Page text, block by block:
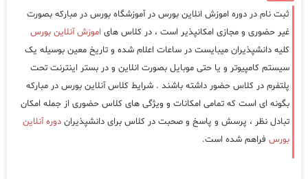
ثبت نام در دوره اموزش انلاین بورس در آموزشگاه بورس در مبارکه بصورت
غیر حضوری و مجازی امکانپذیر است ، در کلاس های اموزش آنلاین بورس
کلیه دانشپذیران میبایست در ساعات اعلام شده و تاریخ معین بوسیله یک
سیستم کامپیوتر و یا حتی موبایل بصورت انلاین و در بستر اینترنت تحت
پلتفرم در کلاس حضور داشته باشند . شرایط کلاس آنلاین بورس در مبارکه
بگونه ای است که تمامی امکانات و ویژگی های کلاس حضوری از جمله امکان
تبادل نظر ، پرسش و پاسخ و صحبت در کلاس برای دانشپذیران دوره آنلاین
بورس فراهم شده است.